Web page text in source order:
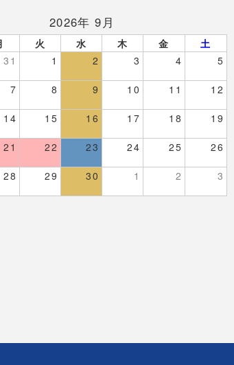
2026年 9月
火 水 木 金
土
31 1 2 3 4 5
7 8 9 10 11 12
14 15 16 17 18 19
21 22 23 24 25 26
28 29 30 1 2 3